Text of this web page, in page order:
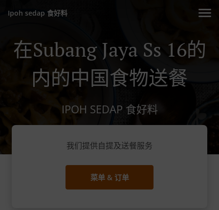
Ipoh sedap 食好料
在Subang Jaya Ss 16的
内的中国食物送餐
IPOH SEDAP 食好料
我们提供自提及送餐服务
菜单 & 订单